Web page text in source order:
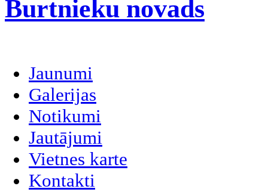
Burtnieku novads
Jaunumi
Galerijas
Notikumi
Jautājumi
Vietnes karte
Kontakti